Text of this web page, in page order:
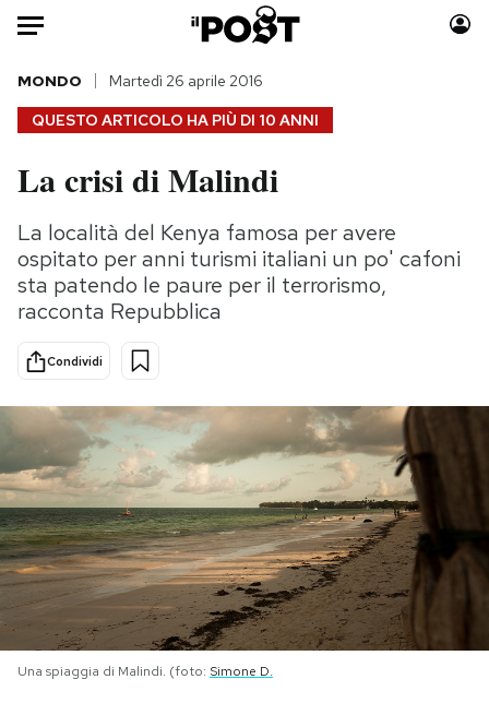
Auto
HOME
Italia
Politica
Tecnologia
Internet
Scienza
Cultura
Economia
Sport
Moda
Consumismi
Storie/Idee
Altrecose
Mondiali calcio 2026
PODCAST
NEWSLETTER
I MIEI PREFERITI
QUESTO ARTICOLO HA PIÙ DI 10 ANNI
MONDO Martedì 26 aprile 2016
La crisi di Malindi
La località del Kenya famosa per avere
ospitato per anni turismi italiani un po' cafoni
sta patendo le paure per il terrorismo,
racconta Repubblica
Condividi
Una spiaggia di Malindi. (foto: Simone D.